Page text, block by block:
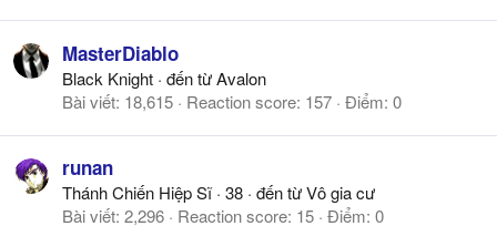
MasterDiablo
Black Knight · đến từAvalon
Bài viết 18,615 Reaction score 157 Điểm 0
runan
Thánh Chiến Hiệp Sĩ · 38 · đến từVô gia cư
Bài viết 2,296 Reaction score 15 Điểm 0